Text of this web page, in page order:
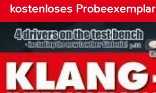
kostenloses Probeexemplar